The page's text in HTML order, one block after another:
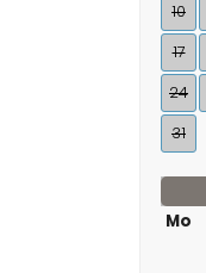
10
17
24
31
Mo